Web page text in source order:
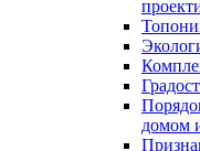
домом